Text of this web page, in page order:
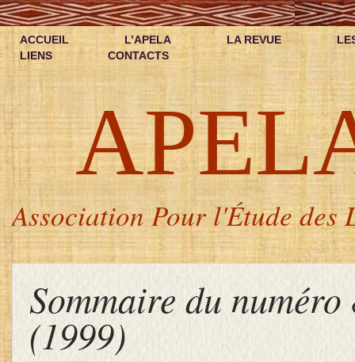
ACCUEIL L’APELA LA REVUE
LIENS
CONTACTS
Association Pour l'Étude des
Sommaire du numéro
(1999)